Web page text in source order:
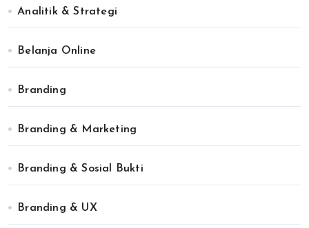
Analitik & Strategi
Belanja Online
Branding
Branding & Marketing
Branding & Sosial Bukti
Branding & UX